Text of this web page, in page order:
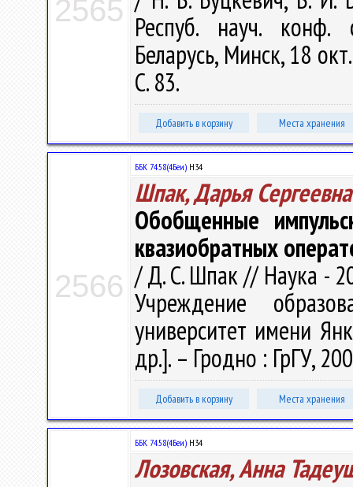
2565 Респуб. науч. конф.
Беларусь, Минск, 18
С. 83.
Добавить в корзину Места хранения
2566
ББК 74.58(4Беи) Н34
Шпак, Дарья Сергеевна
Обобщенные
квазиобратных
/ Д. С. Шпак // Наука -
Учреждение
университет имени
др.]. – Гродно : ГрГУ,
Добавить в корзину Места хранения
ББК 74.58(4Беи) Н34
Лозовская, Анна